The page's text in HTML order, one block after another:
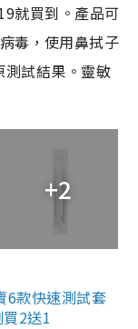
就買到。產品可
毒，使用鼻拭子
試結果。靈敏
+2
6款快速測試套
2送1